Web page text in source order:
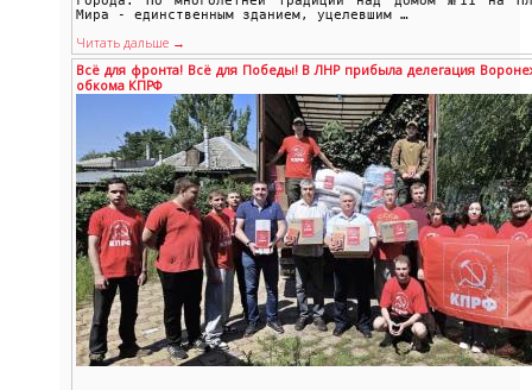
Мира - единственным зданием, уцелевшим …
Читать дальше →
Всё для фронта! Всё для Победы! В ЛНР прибыла делегация
обкома КПРФ